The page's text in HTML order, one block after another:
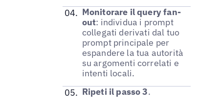
Monitorare il query fan-
out: individua i prompt
collegati derivati dal tuo
prompt principale per
espandere la tua autorità
su argomenti correlati e
intenti locali.
Ripeti il passo 3.